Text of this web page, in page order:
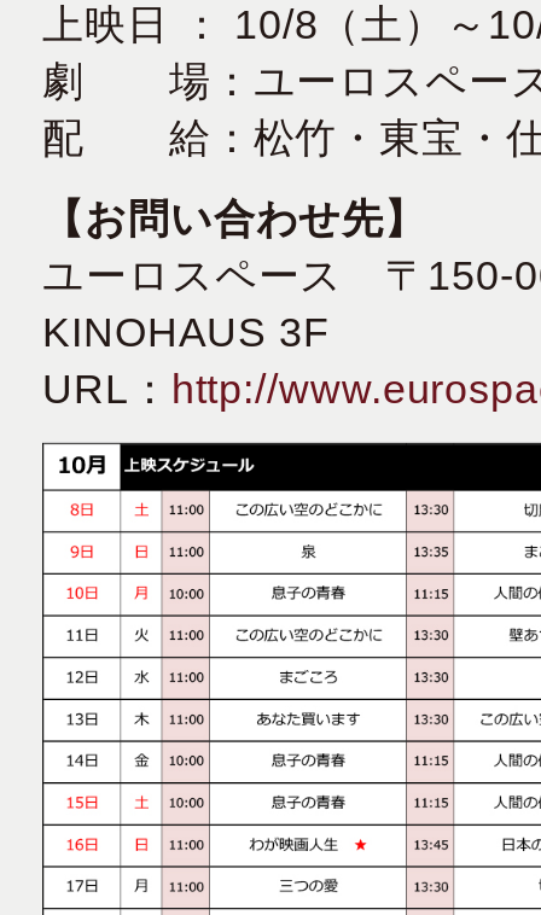
上映日 ： 10/8（土）～
劇 場：ユーロスペー
配 給：松竹・東宝・
【お問い合わせ先】
ユーロスペース 〒150-
KINOHAUS 3F
URL： http://